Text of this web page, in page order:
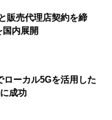
販売代理店契約を締
内展開
ローカル5Gを活用した
成功